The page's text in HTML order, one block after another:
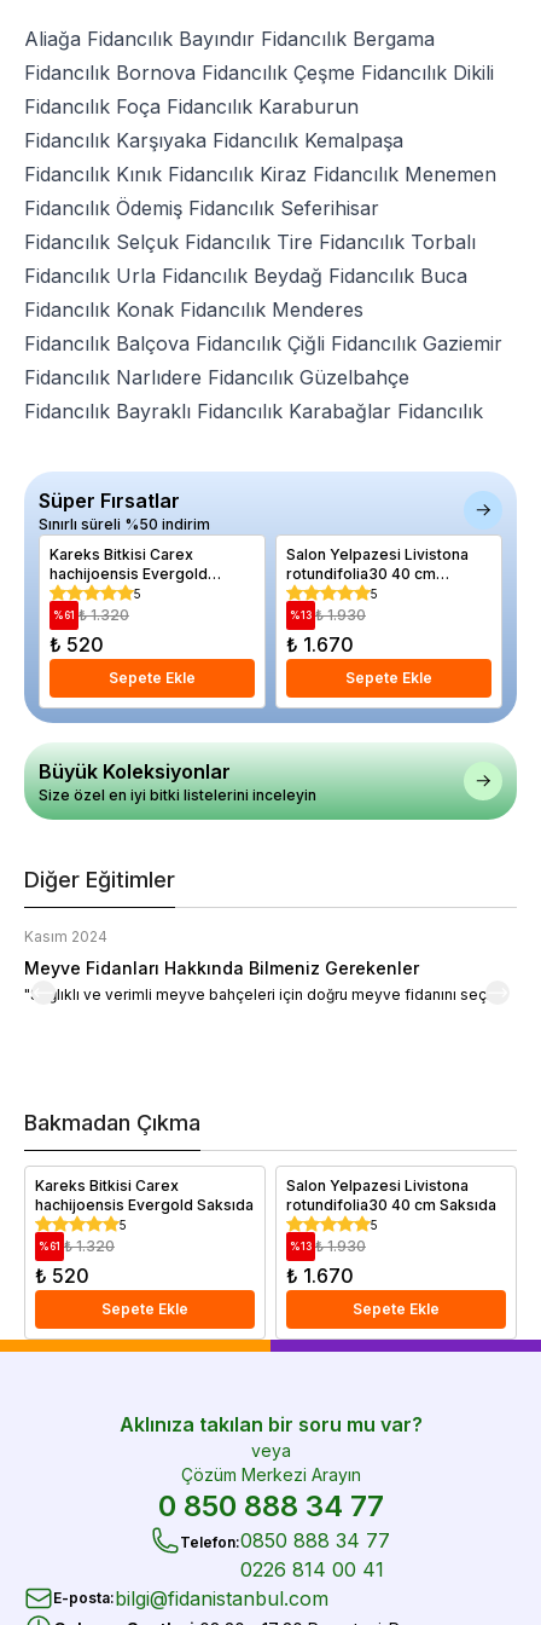
Aliağa Fidancılık Bayındır Fidancılık Bergama
Fidancılık Bornova Fidancılık Çeşme Fidancılık Dikili
Fidancılık Foça Fidancılık Karaburun
Fidancılık Karşıyaka Fidancılık Kemalpaşa
Fidancılık Kınık Fidancılık Kiraz Fidancılık Menemen
Fidancılık Ödemiş Fidancılık Seferihisar
Fidancılık Selçuk Fidancılık Tire Fidancılık Torbalı
Fidancılık Urla Fidancılık Beydağ Fidancılık Buca
Fidancılık Konak Fidancılık Menderes
Fidancılık Balçova Fidancılık Çiğli Fidancılık Gaziemir
Fidancılık Narlıdere Fidancılık Güzelbahçe
Fidancılık Bayraklı Fidancılık Karabağlar Fidancılık
Süper Fırsatlar
Sınırlı süreli %50 indirim
Kareks Bitkisi Carex
hachijoensis Evergold
Saksıda
5
% 61 ₺ 1.320
₺ 520
Sepete Ekle
Salon Yelpazesi Livistona
rotundifolia30 40 cm
Saksıda
5
%13 ₺ 1.930
₺ 1.670
Sepete Ekle
Büyük Koleksiyonlar
Size özel en iyi bitki listelerini inceleyin
Diğer Eğitimler
Kasım 2024
Meyve Fidanları Hakkında Bilmeniz Gerekenler
"Sağlıklı ve verimli meyve bahçeleri için doğru meyve fidanını seçin."
Bakmadan Çıkma
Kareks Bitkisi Carex
hachijoensis Evergold Saksıda
5
% 61 ₺ 1.320
₺ 520
Sepete Ekle
Salon Yelpazesi Livistona
rotundifolia30 40 cm Saksıda
5
%13 ₺ 1.930
₺ 1.670
Sepete Ekle
Aklınıza takılan bir soru mu var?
veya
Çözüm Merkezi Arayın
0 850 888 34 77
Telefon:0850 888 34 77
0226 814 00 41
E-posta:bilgi@fidanistanbul.com